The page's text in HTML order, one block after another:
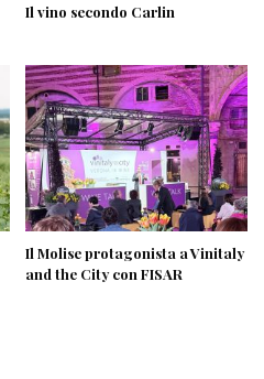
Il vino secondo Carlin
Il Molise protagonista a Vinitaly
and the City con FISAR